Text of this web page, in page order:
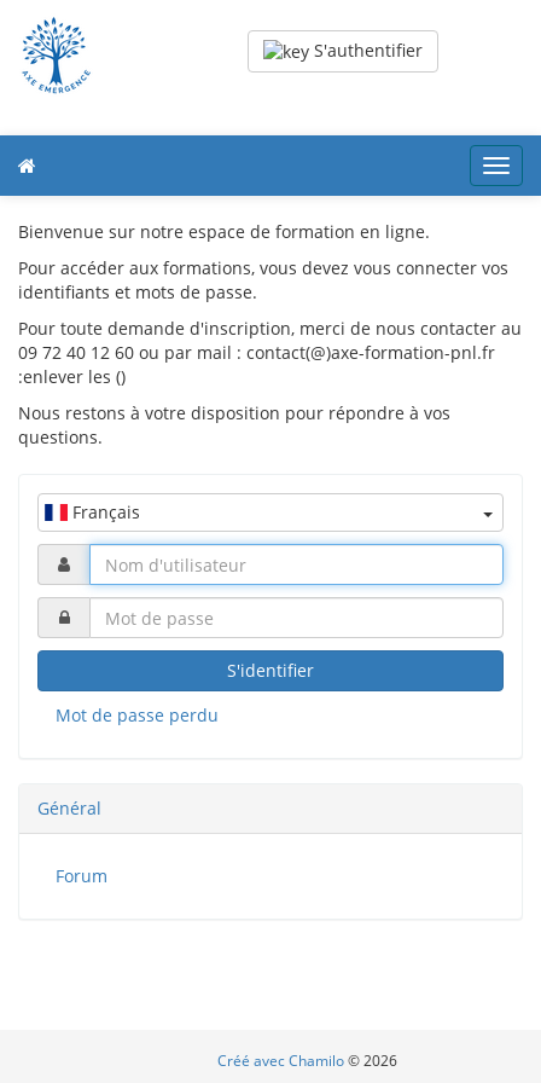
S'authentifier
Bienvenue sur notre espace de formation en ligne.
Pour accéder aux formations, vous devez vous connecter vos
identifiants et mots de passe.
Pour toute demande d'inscription, merci de nous contacter au
09 72 40 12 60 ou par mail : contact(@)axe-formation-pnl.fr
:enlever les ()
Nous restons à votre disposition pour répondre à vos
questions.
Français
S'identifier
Mot de passe perdu
Général
Forum
Créé avec Chamilo© 2026